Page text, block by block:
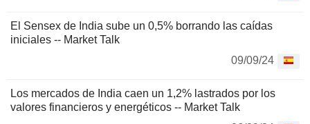
El Sensex de India sube un 0,5% borrando las caídas
iniciales -- Market Talk
09/09/24
Los mercados de India caen un 1,2% lastrados por los
valores financieros y energéticos -- Market Talk